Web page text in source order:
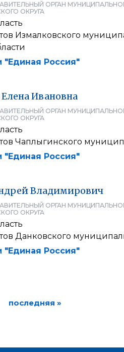
ОРГАН
ОКРУГА
Измалковского
"Единая Россия"
ЕленаИвановна
ОРГАН
ОКРУГА
Чаплыгинского
"Единая Россия"
Владимирович
ОРГАН
ОКРУГА
Данковского
"Единая Россия"
последняя »